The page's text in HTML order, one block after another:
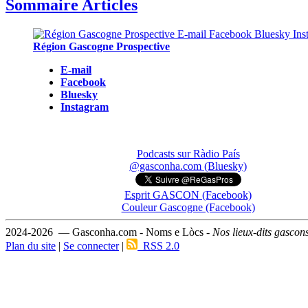
Sommaire Articles
Région Gascogne Prospective
E-mail
Facebook
Bluesky
Instagram
Podcasts sur Ràdio País
@gasconha.com (Bluesky)
Esprit GASCON (Facebook)
Couleur Gascogne (Facebook)
2024-2026 — Gasconha.com - Noms e Lòcs - Nos lieux-dits
Plan du site | Se connecter| RSS 2.0